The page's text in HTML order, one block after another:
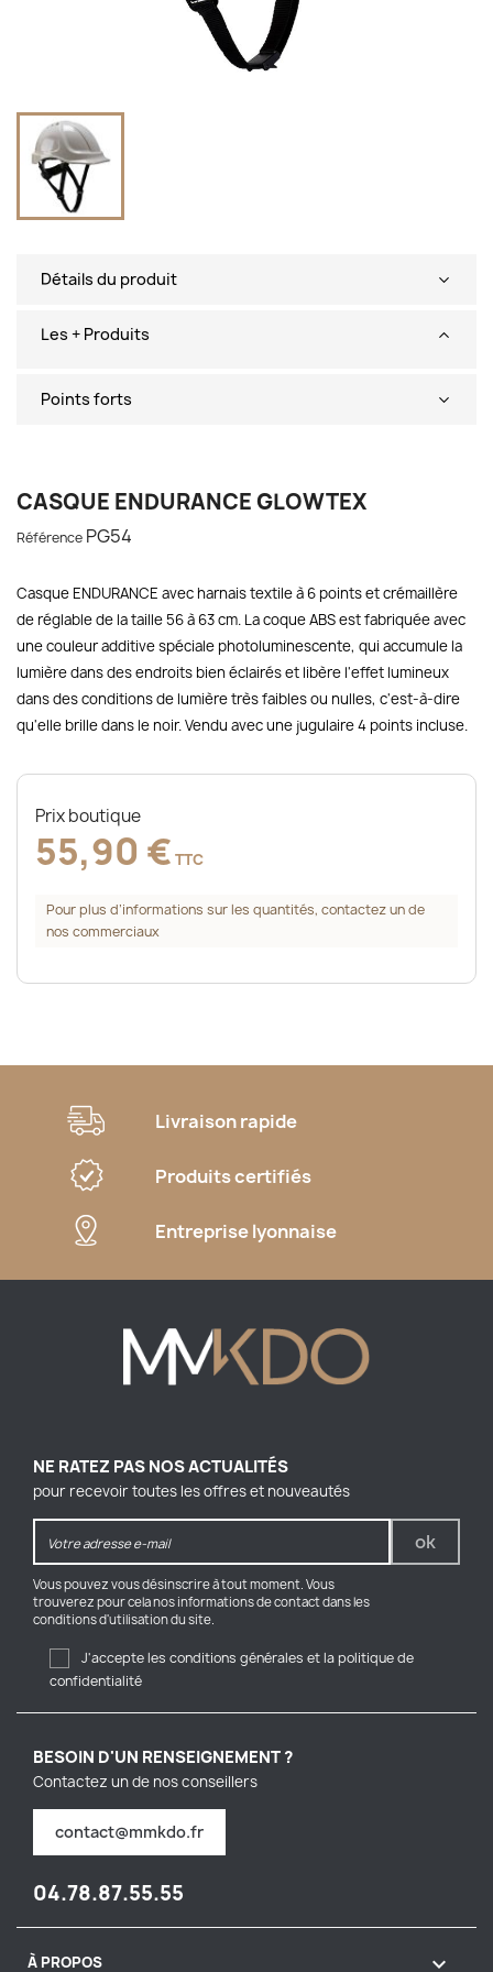
Détails du produit
Les + Produits
Points forts
CASQUE ENDURANCE GLOWTEX
Référence PG54
Casque ENDURANCE avec harnais textile à 6 points et crémaillère
de réglable de la taille 56 à 63 cm. La coque ABS est fabriquée avec
une couleur additive spéciale photoluminescente, qui accumule la
lumière dans des endroits bien éclairés et libère l'effet lumineux
dans des conditions de lumière très faibles ou nulles, c'est-à-dire
qu'elle brille dans le noir. Vendu avec une jugulaire 4 points incluse.
Prix boutique
55,90 € TTC
Pour plus d’informations sur les quantités, contactez un de
nos commerciaux
Livraison rapide
Produits certifiés
Entreprise lyonnaise
NE RATEZ PAS NOS ACTUALITÉS
pour recevoir toutes les offres et nouveautés
Vous pouvez vous désinscrire à tout moment. Vous
trouverez pour cela nos informations de contact dans les
conditions d'utilisation du site.
J'accepte les conditions générales et la politique de
confidentialité
BESOIN D'UN RENSEIGNEMENT ?
Contactez un de nos conseillers
contact@mmkdo.fr
04.78.87.55.55
À PROPOS 